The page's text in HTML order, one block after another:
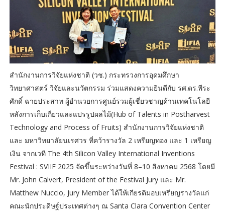
สำนักงานการวิจัยแห่งชาติ (วช.) กระทรวงการอุดมศึกษา
วิทยาศาสตร์ วิจัยและนวัตกรรม ร่วมแสดงความยินดีกับ รศ.ดร.พีระ
ศักดิ์ ฉายประสาท ผู้อำนวยการศูนย์รวมผู้เชี่ยวชาญด้านเทคโนโลยี
หลังการเก็บเกี่ยวและแปรรูปผลไม้(Hub of Talents in Postharvest
Technology and Process of Fruits) สำนักงานการวิจัยแห่งชาติ
และ มหาวิทยาลัยนเรศวร ที่คว้ารางวัล 2 เหรียญทอง และ 1 เหรียญ
เงิน จากเวที The 4th Silicon Valley International Inventions
Festival : SVIIF 2025 จัดขึ้นระหว่างวันที่ 8–10 สิงหาคม 2568 โดยมี
Mr. John Calvert, President of the Festival Jury และ Mr.
Matthew Nuccio, Jury Member ได้ให้เกียรติมอบเหรียญรางวัลแก่
คณะนักประดิษฐ์ประเทศต่างๆ ณ Santa Clara Convention Center